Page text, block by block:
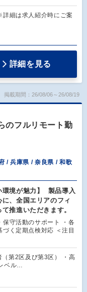
細は求人紹介時にご案
詳細を見る
掲載期間：26/08/06～26/08/19
のフルリモート勤
/ 兵庫県 / 奈良県 / 和歌
環境が魅力】 製品導入
、全国エリアのフィ
推進いただきます。
保守活動のサポート ・各
く定期点検対応 ＜注目
（第2区及び第3区） ・高
ベル…